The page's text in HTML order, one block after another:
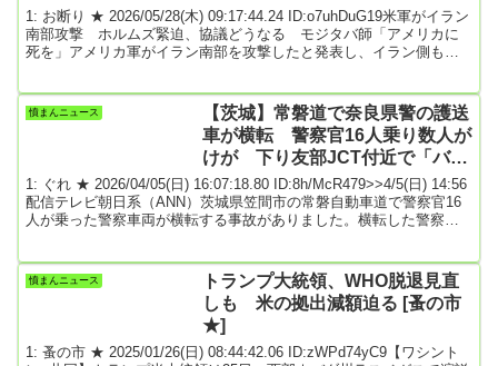
1: お断り ★ 2026/05/28(木) 09:17:44.24 ID:o7uhDuG19米軍がイラン
南部攻撃 ホルムズ緊迫、協議どうなる モジタバ師「アメリカに
死を」アメリカ軍がイラン南部を攻撃したと発表し、イラン側も反
用元: 3: 名無しどんぶらこ 2026/05/28(木) 09:19:03.02 ID:Iize1FZY0
アメリカはさっさとトランプ...
憤まんニュース
【茨城】常磐道で奈良県警の護送
車が横転 警察官16人乗り数人が
けが 下り友部JCT付近で「バス
の単独事故」と119番通報
1: ぐれ ★ 2026/04/05(日) 16:07:18.80 ID:8h/McR479>>4/5(日) 14:56
配信テレビ朝日系（ANN）茨城県笠間市の常磐自動車道で警察官16
人が乗った警察車両が横転する事故がありました。横転した警察車
した。警察や消防によりますと、警察車両が走行中に何らかの原因
で横転したということです。横転した警察車両は奈良県警の護送車
憤まんニュース
トランプ大統領、WHO脱退見直
しも 米の拠出減額迫る [蚤の市
★]
1: 蚤の市 ★ 2025/01/26(日) 08:44:42.06 ID:zWPd74yC9【ワシント